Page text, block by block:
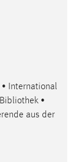
International
Bibliothek •
aus der